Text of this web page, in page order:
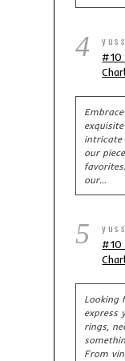
4
#10
intricate
our
our…
5
#10
Looking
express
rings,
From